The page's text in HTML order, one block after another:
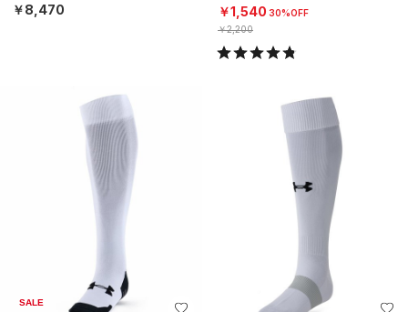
￥8,470
グ/UNISEX）
￥1,540 30%OFF
￥2,200
SALE